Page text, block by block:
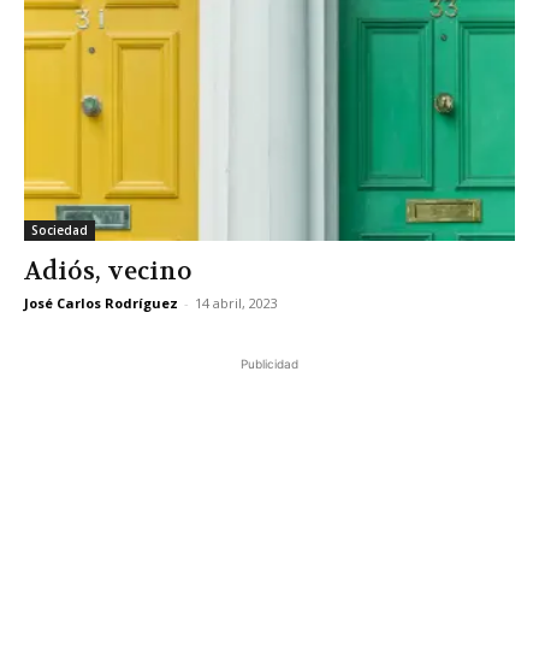
Sociedad
Adiós, vecino
José Carlos Rodríguez - 14 abril, 2023
Publicidad